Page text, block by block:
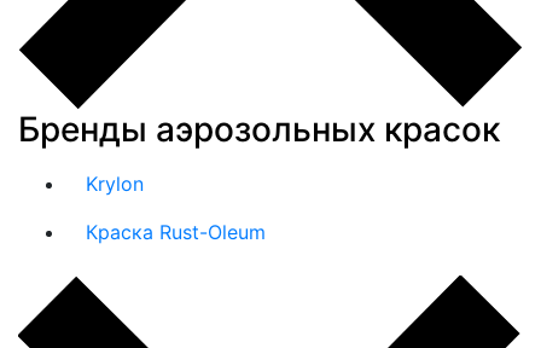
Бренды аэрозольных красок
Krylon
Краска Rust-Oleum